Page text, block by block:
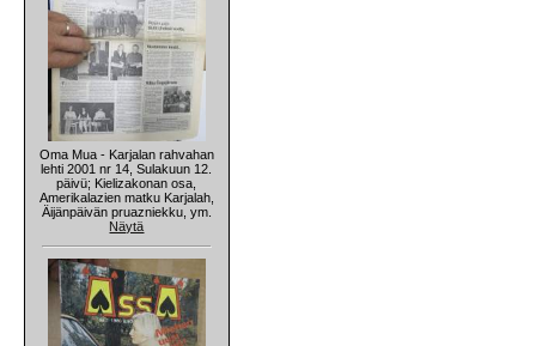
Oma Mua - Karjalan rahvahan
lehti 2001 nr 14, Sulakuun 12.
päivü; Kielizakonan osa,
Amerikalazien matku Karjalah,
Äijänpäivän pruazniekku, ym.
Näytä